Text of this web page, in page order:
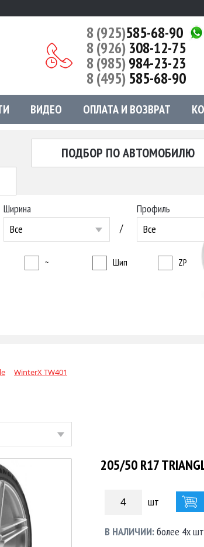
8 (925)585-68-90
8 (926) 308-12-75
8 (985)984-23-23
8 (495) 585-68-90
ВИДЕО ОПЛАТА И ВОЗВРАТ
ПОДБОР ПО АВТОМОБИЛЮ
Ширина
Все
/
Профиль
Все
~ Шип ZP
WinterX TW401
205/50 R17
шт
В НАЛИЧИИ:более 4х